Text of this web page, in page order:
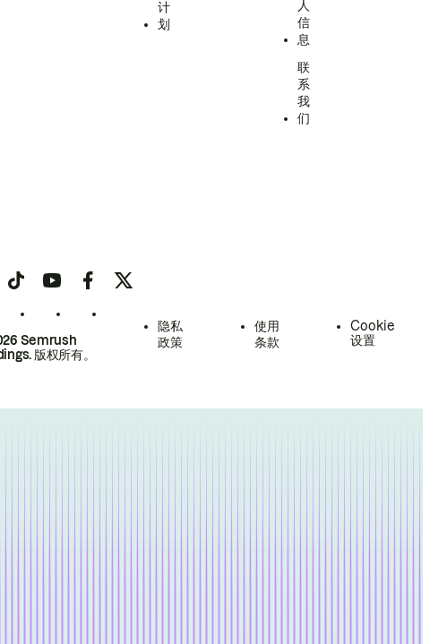
计
划
人
信
息
联
系
我
们
Semrush
版权所有。
隐私
政策
使用
条款
Cookie
设置